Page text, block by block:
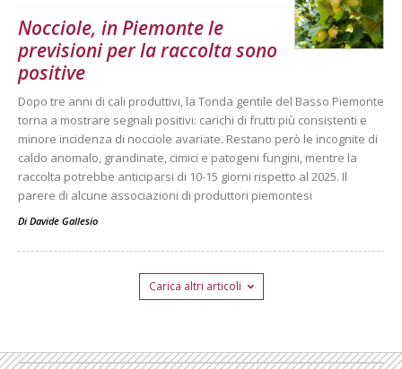
Nocciole, in Piemonte le
previsioni per la raccolta sono
positive
Dopo tre anni di cali produttivi, la Tonda gentile del Basso Piemonte
torna a mostrare segnali positivi: carichi di frutti più consistenti e
minore incidenza di nocciole avariate. Restano però le incognite di
caldo anomalo, grandinate, cimici e patogeni fungini, mentre la
raccolta potrebbe anticiparsi di 10-15 giorni rispetto al 2025. Il
parere di alcune associazioni di produttori piemontesi
Di Davide Gallesio
Carica altri articoli